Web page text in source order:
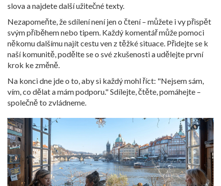
slova a najdete další užitečné texty.
Nezapomeňte, že sdílení není jen o čtení – můžete i vy přispět
svým příběhem nebo tipem. Každý komentář může pomoci
někomu dalšímu najít cestu ven z těžké situace. Přidejte se k
naší komunitě, podělte se o své zkušenosti a udělejte první
krok ke změně.
Na konci dne jde o to, aby si každý mohl říct: "Nejsem sám,
vím, co dělat a mám podporu." Sdílejte, čtěte, pomáhejte –
společně to zvládneme.